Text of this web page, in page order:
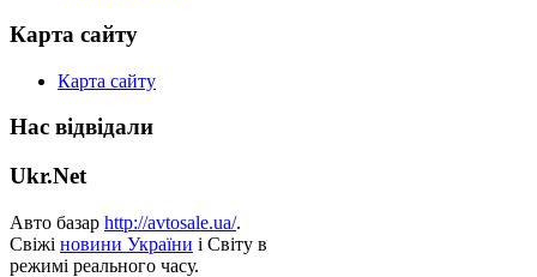
Карта сайту
Карта сайту
Нас відвідали
Ukr.Net
Авто базар http://avtosale.ua/.
Свіжі новини України і Світу в
режимі реального часу.